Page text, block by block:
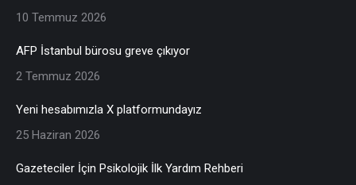
10 Temmuz 2026
AFP İstanbul bürosu greve çıkıyor
2 Temmuz 2026
Yeni hesabımızla X platformundayız
25 Haziran 2026
Gazeteciler İçin Psikolojik İlk Yardım Rehberi